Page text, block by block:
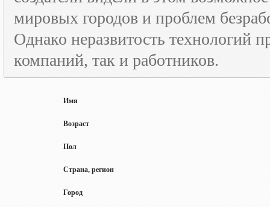
мировых городов и проблем
Однако неразвитость технологий
компаний, так и работников.
Имя
Возраст
Пол
Страна, регион
Город